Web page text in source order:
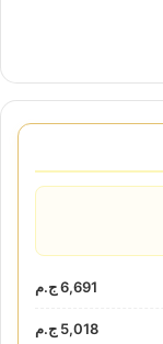
6,691 ج.م
5,018 ج.م